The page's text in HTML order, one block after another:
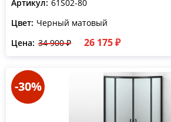
Артикул: 61S02-80
Цвет: Черный матовый
Цена: 34 900 ₽ 26 175 ₽
-30%